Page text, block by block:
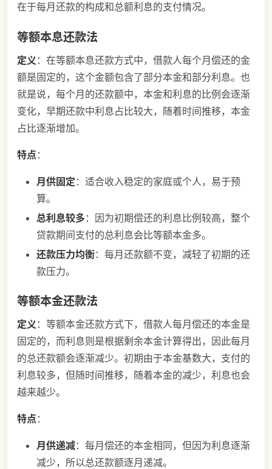
在于每月还款的构成和总额利息的支付情况。
等额本息还款法
定义 ：在等额本息还款方式中，借款人每个月偿还的金
额是固定的，这个金额包含了部分本金和部分利息。也
就是说，每个月的还款额中，本金和利息的比例会逐渐
变化，早期还款中利息占比较大，随着时间推移，本金
占比逐渐增加。
特点 ：
月供固定 ：适合收入稳定的家庭或个人，易于预
算。
总利息较多 ：因为初期偿还的利息比例较高，整个
贷款期间支付的总利息会比等额本金多。
还款压力均衡：每月还款额不变，减轻了初期的还
款压力。
等额本金还款法
定义 ：等额本金还款方式下，借款人每月偿还的本金是
固定的，而利息则是根据剩余本金计算得出，因此每月
的总还款额会逐渐减少。初期由于本金基数大，支付的
利息较多，但随时间推移，随着本金的减少，利息也会
越来越少。
特点 ：
月供递减：每月偿还的本金相同，但因为利息逐渐
减少，所以总还款额逐月递减。